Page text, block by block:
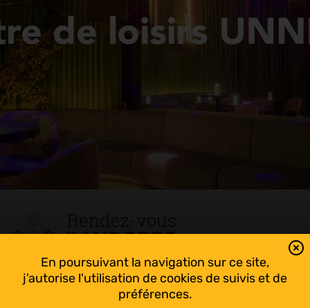
En poursuivant la navigation sur ce site,
j'autorise l'utilisation de cookies de suivis et de
préférences.
Tout suivre sur l’Andorre!
Facebook